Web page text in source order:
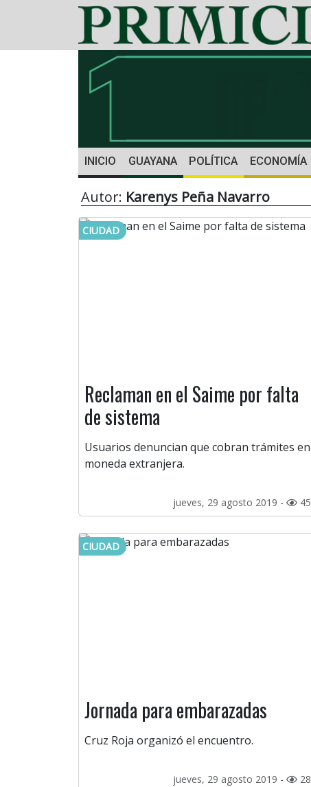
INICIO GUAYANA POLÍTICA ECONOMÍA
Autor: Karenys Peña Navarro
CIUDAD
Reclaman en el Saime por falta
de sistema
Usuarios denuncian que cobran trámites en
moneda extranjera.
jueves, 29 agosto 2019 - 45
CIUDAD
Jornada para embarazadas
Cruz Roja organizó el encuentro.
jueves, 29 agosto 2019 - 28